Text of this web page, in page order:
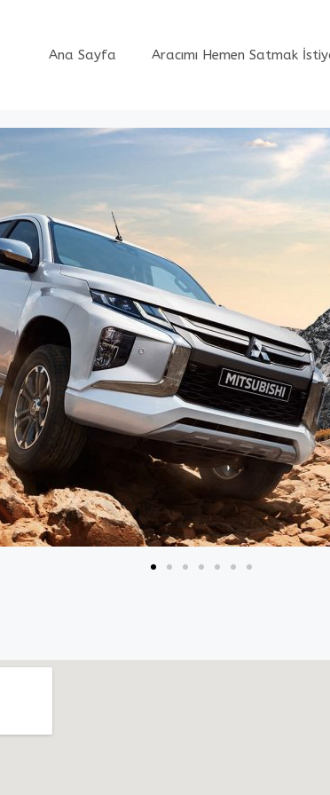
Ana Sayfa Aracımı Hemen Satmak